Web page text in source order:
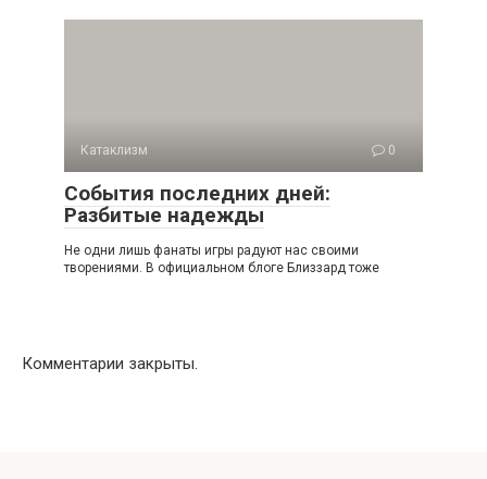
Катаклизм 0
События последних дней:
Разбитые надежды
Не одни лишь фанаты игры радуют нас своими
творениями. В официальном блоге Близзард тоже
Комментарии закрыты.